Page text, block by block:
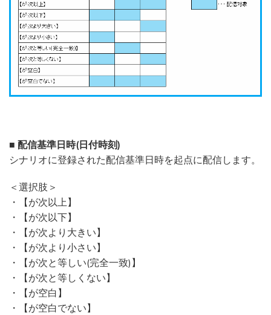
■ 配信基準日時(日付時刻)
シナリオに登録された配信基準日時を起点に配信します。
＜選択肢＞
・【が次以上】
・【が次以下】
・【が次より大きい】
・【が次より小さい】
・【が次と等しい(完全一致)】
・【が次と等しくない】
・【が空白】
・【が空白でない】